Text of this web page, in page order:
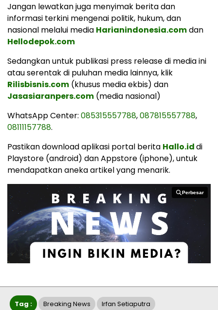
Jangan lewatkan juga menyimak berita dan
informasi terkini mengenai politik, hukum, dan
nasional melalui media Harianindonesia.comdan
Hellodepok.com
Sedangkan untuk publikasi press release di media ini
atau serentak di puluhan media lainnya, klik
Rilisbisnis.com (khusus media ekbis) dan
Jasasiaranpers.com (media nasional)
WhatsApp Center: 085315557788,087815557788,
08111157788.
Pastikan download aplikasi portal berita Hallo.iddi
Playstore (android) dan Appstore (iphone), untuk
mendapatkan aneka artikel yang menarik.
Perbesar
Perbesar
Tag : Breaking News Irfan Setiaputra